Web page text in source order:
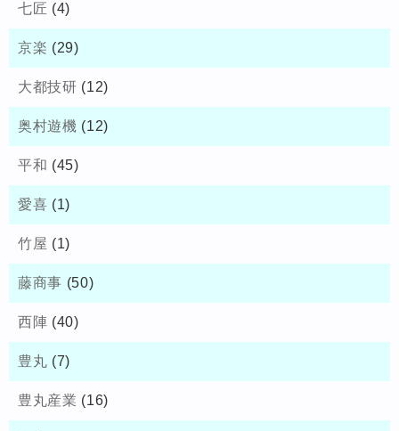
七匠 (4)
京楽 (29)
大都技研 (12)
奥村遊機 (12)
平和 (45)
愛喜 (1)
竹屋 (1)
藤商事 (50)
西陣 (40)
豊丸 (7)
豊丸産業 (16)